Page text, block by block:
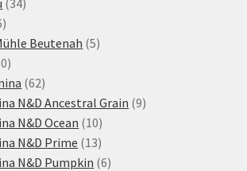
16
produktůBeutenah 55
10
produktů
6262
produktů
N&D Ancestral Grain 99
N&D Ocean 1010
produktů
N&D Prime 1313
produktů
N&D Pumpkin 66